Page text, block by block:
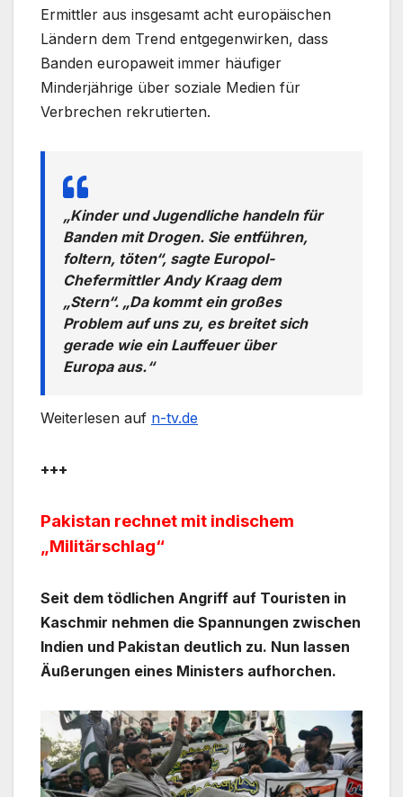
Ermittler aus insgesamt acht europäischen
Ländern dem Trend entgegenwirken, dass
Banden europaweit immer häufiger
Minderjährige über soziale Medien für
Verbrechen rekrutierten.
„Kinder und Jugendliche handeln für
Banden mit Drogen. Sie entführen,
foltern, töten“, sagte Europol-
Chefermittler Andy Kraag dem
„Stern“. „Da kommt ein großes
Problem auf uns zu, es breitet sich
gerade wie ein Lauffeuer über
Europa aus.“
Weiterlesen auf n-tv.de
+++
Pakistan rechnet mit indischem
„Militärschlag“
Seit dem tödlichen Angriff auf Touristen in
Kaschmir nehmen die Spannungen zwischen
Indien und Pakistan deutlich zu. Nun lassen
Äußerungen eines Ministers aufhorchen.